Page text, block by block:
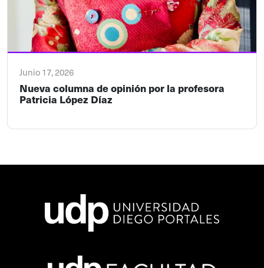
Junio 17, 2026
Nueva columna de opinión por la profesora
Patricia López Díaz